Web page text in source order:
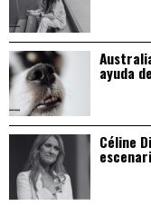
ayuda
Céline